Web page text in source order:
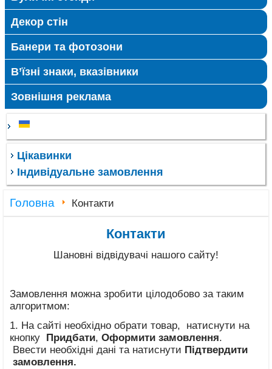
Декор стін
Банери та фотозони
В’їзні знаки, вказівники
Зовнішня реклама
Цікавинки
Індивідуальне замовлення
Головна Контакти
Контакти
Шановні відвідувачі нашого сайту!
Замовлення можна зробити цілодобово за таким
алгоритмом:
1. На сайті необхідно обрати товар, натиснути на
кнопку
Придбати,Оформити замовлення.
Ввести необхідні дані та натиснути Підтвердити
замовлення.